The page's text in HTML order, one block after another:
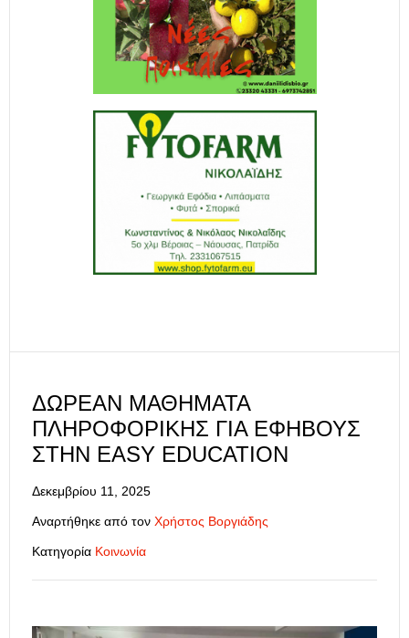
ΔΩΡΕΑΝ ΜΑΘΉΜΑΤΑ
ΠΛΗΡΟΦΟΡΙΚΉΣ ΓΙΑ ΕΦΉΒΟΥΣ
ΣΤΗΝ EASY EDUCATION
Δεκεμβρίου 11, 2025
Αναρτήθηκε από τον Χρήστος Βοργιάδης
Κατηγορία Κοινωνία